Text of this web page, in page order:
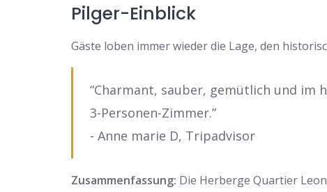
Pilger-Einblick
Gäste loben immer wieder die Lage, den
“Charmant, sauber, gemütlich und im
3-Personen-Zimmer.”
- Anne marie D, Tripadvisor
Zusammenfassung: Die Herberge Quartier